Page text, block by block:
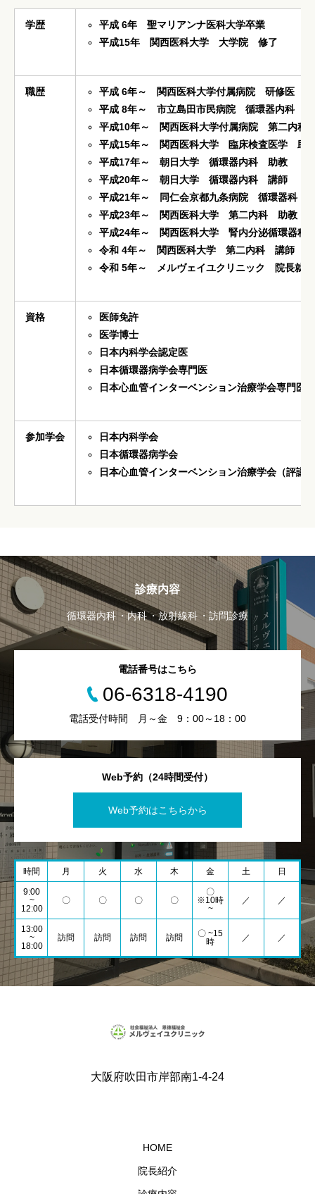
学歴
平成 6年 聖マリアンナ医科大学卒業
平成15年 関西医科大学 大学院 修了
職歴
平成 6年～ 関西医科大学付属病院 研修医
平成 8年～ 市立島田市民病院 循環器内科
平成10年～ 関西医科大学付属病院 第二内科
平成15年～ 関西医科大学 臨床検査医学 助
平成17年～ 朝日大学 循環器内科 助教
平成20年～ 朝日大学 循環器内科 講師
平成21年～ 同仁会京都九条病院 循環器科
平成23年～ 関西医科大学 第二内科 助教
平成24年～
関西医科大学 腎内分泌循環器科
令和 4年～
関西医科大学 第二内科 講師
令和 5年～ メルヴェイユクリニック 院長就任
資格
医師免許
医学博士
日本内科学会認定医
日本循環器病学会専門医
日本心血管インターベンション治療学会専門医
参加学会
日本内科学会
日本循環器病学会
日本心血管インターベンション治療学会（評議
診療内容
循環器内科 内科 放射線科 訪問診療
Web予約（24時間受付）
Web予約はこちらから
電話番号はこちら
06-6318-4190
電話受付時間 月～金 9：00～18：00
時間 月 火 水 木 金 土 日
9:00
~
12:00
〇 〇 〇 〇
〇
※10時
~
／ ／
13:00
~
18:00
訪問 訪問 訪問 訪問
〇 ~15
時
／ ／
大阪府吹田市岸部南1-4-24
HOME
院長紹介